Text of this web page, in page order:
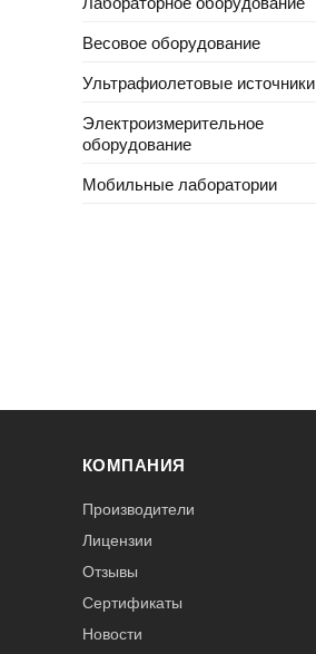
Весовое оборудование
Ультрафиолетовые источники
Электроизмерительное
оборудование
Мобильные лаборатории
КОМПАНИЯ
Производители
Лицензии
Отзывы
Сертификаты
Новости